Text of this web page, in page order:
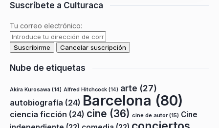
Suscríbete a Culturaca
Tu correo electrónico:
Nube de etiquetas
Akira Kurosawa (14) Alfred Hitchcock (14) arte (27)
autobiografía (24) Barcelona (80)
ciencia ficción (24) cine (36) cine de autor(15) Cine